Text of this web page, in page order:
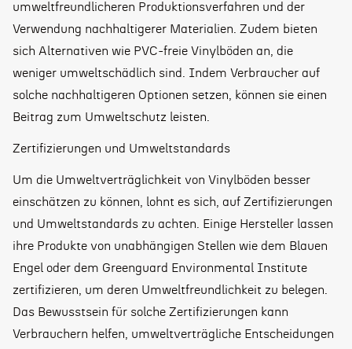
umweltfreundlicheren Produktionsverfahren und der
Verwendung nachhaltigerer Materialien. Zudem bieten
sich Alternativen wie PVC-freie Vinylböden an, die
weniger umweltschädlich sind. Indem Verbraucher auf
solche nachhaltigeren Optionen setzen, können sie einen
Beitrag zum Umweltschutz leisten.
Zertifizierungen und Umweltstandards
Um die Umweltverträglichkeit von Vinylböden besser
einschätzen zu können, lohnt es sich, auf Zertifizierungen
und Umweltstandards zu achten. Einige Hersteller lassen
ihre Produkte von unabhängigen Stellen wie dem Blauen
Engel oder dem Greenguard Environmental Institute
zertifizieren, um deren Umweltfreundlichkeit zu belegen.
Das Bewusstsein für solche Zertifizierungen kann
Verbrauchern helfen, umweltverträgliche Entscheidungen